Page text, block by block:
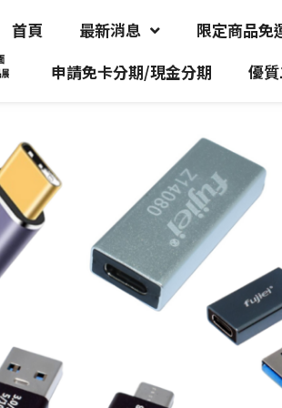
首頁 最新消息 限定商品免
申請免卡分期/現金分期
優